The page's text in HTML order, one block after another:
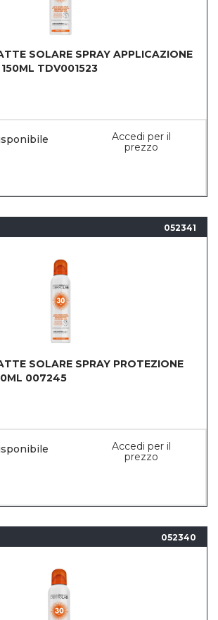
SOLARE SPRAY APPLICAZIONE
TDV001523
Accedi per il
prezzo
052341
SOLARE SPRAY PROTEZIONE
007245
Accedi per il
prezzo
052340